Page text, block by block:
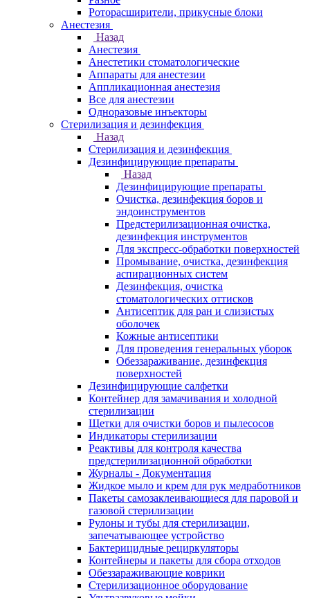
Роторасширители, прикусные блоки
Анестезия
Назад
Анестезия
Анестетики стоматологические
Аппараты для анестезии
Аппликационная анестезия
Все для анестезии
Одноразовые инъекторы
Стерилизация и дезинфекция
Назад
Стерилизация и дезинфекция
Дезинфицирующие препараты
Назад
Дезинфицирующие препараты
Очистка, дезинфекция боров и
эндоинструментов
Предстерилизационная очистка,
дезинфекция инструментов
Для экспресс-обработки поверхностей
Промывание, очистка, дезинфекция
аспирационных систем
Дезинфекция, очистка
стоматологических оттисков
Антисептик для ран и слизистых
оболочек
Кожные антисептики
Для проведения генеральных уборок
Обеззараживание, дезинфекция
поверхностей
Дезинфицирующие салфетки
Контейнер для замачивания и холодной
стерилизации
Щетки для очистки боров и пылесосов
Индикаторы стерилизации
Реактивы для контроля качества
предстерилизационной обработки
Журналы - Документация
Жидкое мыло и крем для рук медработников
Пакеты самозаклеивающиеся для паровой и
газовой стерилизации
Рулоны и тубы для стерилизации,
запечатывающее устройство
Бактерицидные рециркуляторы
Контейнеры и пакеты для сбора отходов
Обеззараживающие коврики
Стерилизационное оборудование